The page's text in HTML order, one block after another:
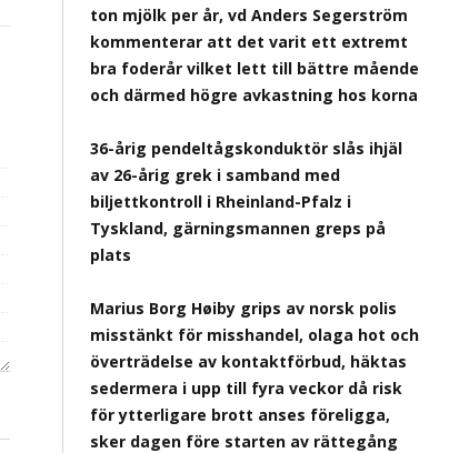
ton mjölk per år, vd Anders Segerström
kommenterar att det varit ett extremt
bra foderår vilket lett till bättre mående
och därmed högre avkastning hos korna
36-årig pendeltågskonduktör slås ihjäl
av 26-årig grek i samband med
biljettkontroll i Rheinland-Pfalz i
Tyskland, gärningsmannen greps på
plats
Marius Borg Høiby grips av norsk polis
misstänkt för misshandel, olaga hot och
överträdelse av kontaktförbud, häktas
sedermera i upp till fyra veckor då risk
för ytterligare brott anses föreligga,
sker dagen före starten av rättegång